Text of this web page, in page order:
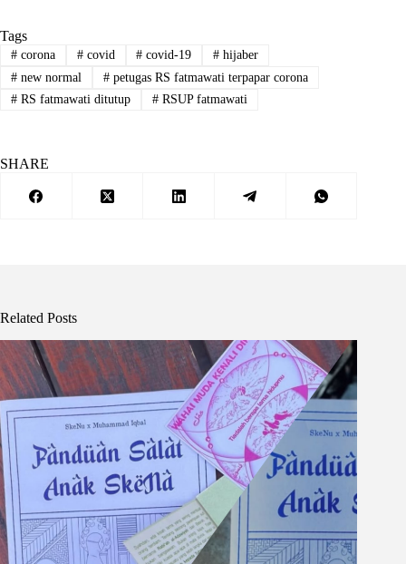
Tags
#corona #covid # covid-19 # hijaber
#new normal #petugas RS fatmawati terpapar corona
#RS fatmawati ditutup #RSUP fatmawati
SHARE
Related Posts